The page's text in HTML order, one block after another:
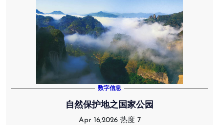
数字信息
自然保护地之国家公园
Apr 16,2026 热度 7